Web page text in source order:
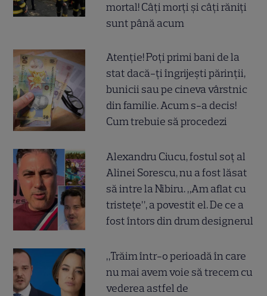
mortal! Câți morți și câți răniți
sunt până acum
Atenție! Poți primi bani de la
stat dacă-ți îngrijești părinții,
bunicii sau pe cineva vârstnic
din familie. Acum s-a decis!
Cum trebuie să procedezi
Alexandru Ciucu, fostul soț al
Alinei Sorescu, nu a fost lăsat
să intre la Nibiru. „Am aflat cu
tristețe”, a povestit el. De ce a
fost întors din drum designerul
„Trăim într-o perioadă în care
nu mai avem voie să trecem cu
vederea astfel de